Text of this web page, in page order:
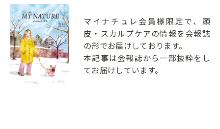
マイナチュレ会員様限定で、頭
皮・スカルプケアの情報を会報誌
の形でお届けしております。
本記事は会報誌から一部抜粋をし
てお届けしています。